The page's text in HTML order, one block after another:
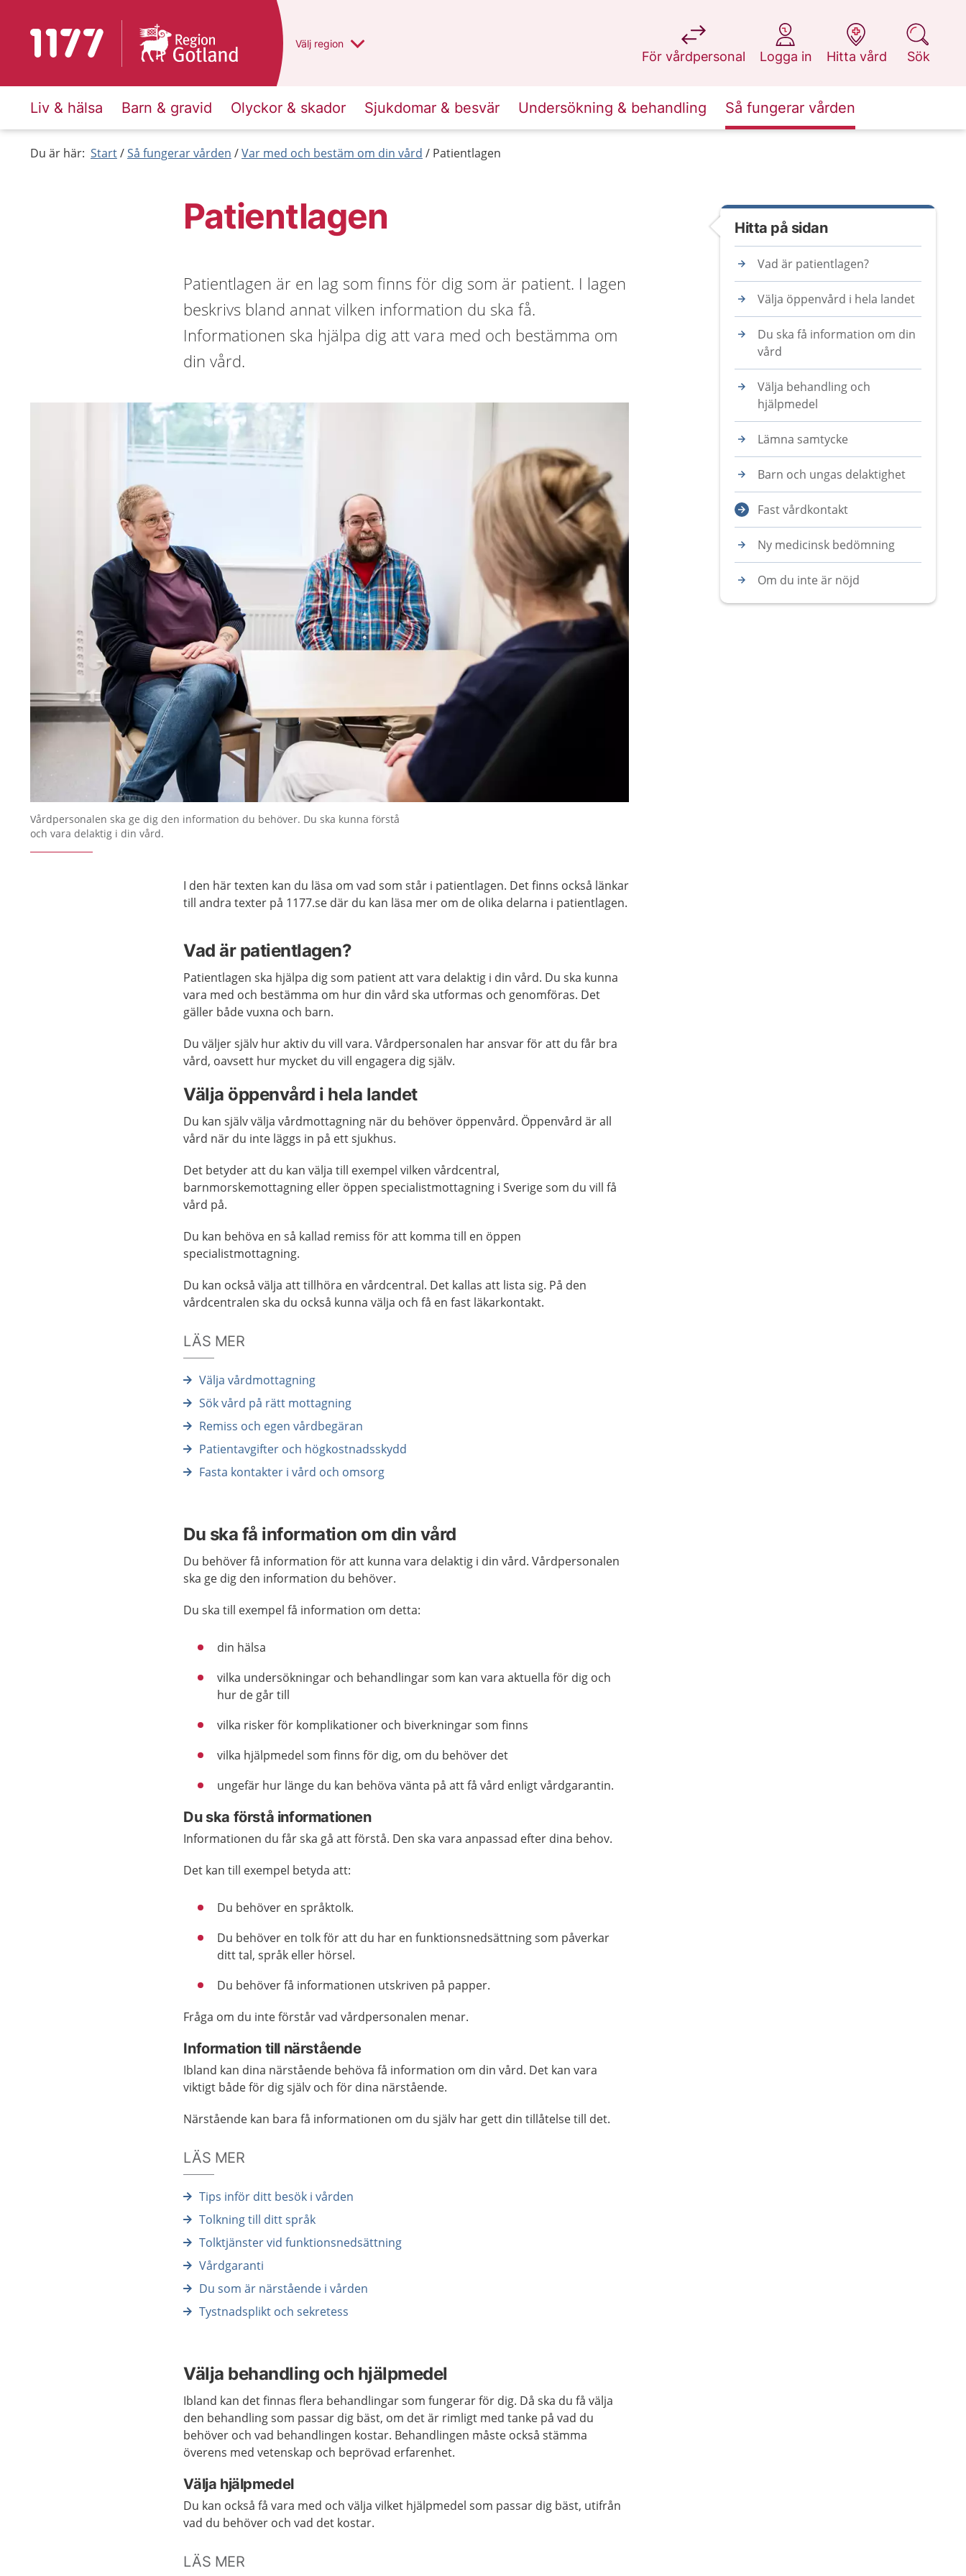
Till startsidan för 1177 Du har valt region
Välj en annan
region
För vårdpersonal
på 1177.se
Logga in
på 1177.se
Hitta vård
på 1177.se
Sök
på 1177.se
Liv & hälsa Barn & gravid Olyckor & skador Sjukdomar & besvär Undersökning & behandling Så fungerar vården
Du är här: Start Så fungerar vården Var med och bestäm om din vård Patientlagen
Patientlagen
Patientlagen är en lag som finns för dig som är patient. I lagen
beskrivs bland annat vilken information du ska få.
Informationen ska hjälpa dig att vara med och bestämma om
din vård.
Vårdpersonalen ska ge dig den information du behöver. Du ska kunna förstå
och vara delaktig i din vård.
I den här texten kan du läsa om vad som står i patientlagen. Det finns också länkar
till andra texter på 1177.se där du kan läsa mer om de olika delarna i patientlagen.
Vad är patientlagen?
Patientlagen ska hjälpa dig som patient att vara delaktig i din vård. Du ska kunna
vara med och bestämma om hur din vård ska utformas och genomföras. Det
gäller både vuxna och barn.
Du väljer själv hur aktiv du vill vara. Vårdpersonalen har ansvar för att du får bra
vård, oavsett hur mycket du vill engagera dig själv.
Välja öppenvård i hela landet
Du kan själv välja vårdmottagning när du behöver öppenvård. Öppenvård är all
vård när du inte läggs in på ett sjukhus.
Det betyder att du kan välja till exempel vilken vårdcentral,
barnmorskemottagning eller öppen specialistmottagning i Sverige som du vill få
vård på.
Du kan behöva en så kallad remiss för att komma till en öppen
specialistmottagning.
Du kan också välja att tillhöra en vårdcentral. Det kallas att lista sig. På den
vårdcentralen ska du också kunna välja och få en fast läkarkontakt.
LÄS MER
Välja vårdmottagning
Sök vård på rätt mottagning
Remiss och egen vårdbegäran
Patientavgifter och högkostnadsskydd
Fasta kontakter i vård och omsorg
Du ska få information om din vård
Du behöver få information för att kunna vara delaktig i din vård. Vårdpersonalen
ska ge dig den information du behöver.
Du ska till exempel få information om detta:
din hälsa
vilka undersökningar och behandlingar som kan vara aktuella för dig och
hur de går till
vilka risker för komplikationer och biverkningar som finns
vilka hjälpmedel som finns för dig, om du behöver det
ungefär hur länge du kan behöva vänta på att få vård enligt vårdgarantin.
Du ska förstå informationen
Informationen du får ska gå att förstå. Den ska vara anpassad efter dina behov.
Det kan till exempel betyda att:
Du behöver en språktolk.
Du behöver en tolk för att du har en funktionsnedsättning som påverkar
ditt tal, språk eller hörsel.
Du behöver få informationen utskriven på papper.
Fråga om du inte förstår vad vårdpersonalen menar.
Information till närstående
Ibland kan dina närstående behöva få information om din vård. Det kan vara
viktigt både för dig själv och för dina närstående.
Närstående kan bara få informationen om du själv har gett din tillåtelse till det.
LÄS MER
Tips inför ditt besök i vården
Tolkning till ditt språk
Tolktjänster vid funktionsnedsättning
Vårdgaranti
Du som är närstående i vården
Tystnadsplikt och sekretess
Välja behandling och hjälpmedel
Ibland kan det finnas flera behandlingar som fungerar för dig. Då ska du få välja
den behandling som passar dig bäst, om det är rimligt med tanke på vad du
behöver och vad behandlingen kostar. Behandlingen måste också stämma
överens med vetenskap och beprövad erfarenhet.
Välja hjälpmedel
Du kan också få vara med och välja vilket hjälpmedel som passar dig bäst, utifrån
vad du behöver och vad det kostar.
LÄS MER
Hitta på sidan
Vad är patientlagen?
Välja öppenvård i hela landet
Du ska få information om din
vård
Välja behandling och
hjälpmedel
Lämna samtycke
Barn och ungas delaktighet
Fast vårdkontakt
Ny medicinsk bedömning
Om du inte är nöjd